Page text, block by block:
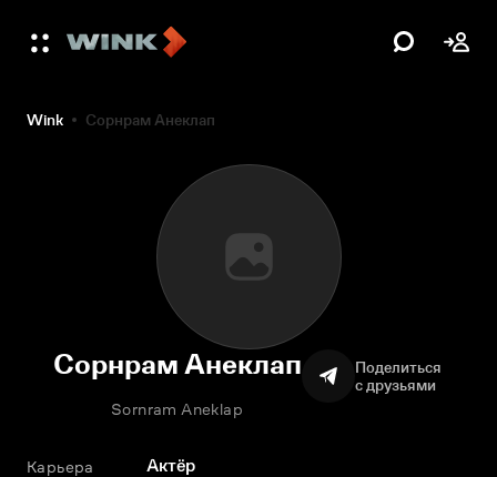
Wink Сорнрам Анеклап
Сорнрам Анеклап
Sornram Aneklap
Поделиться
с друзьями
Карьера Актёр